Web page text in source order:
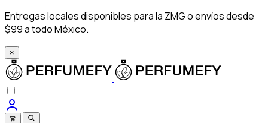
Entregas locales disponibles para la ZMG o envíos desde
$99 a todo México.
×